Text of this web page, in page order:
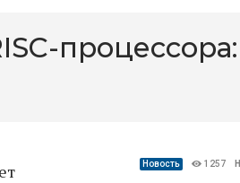
процессора:
Новость 1257